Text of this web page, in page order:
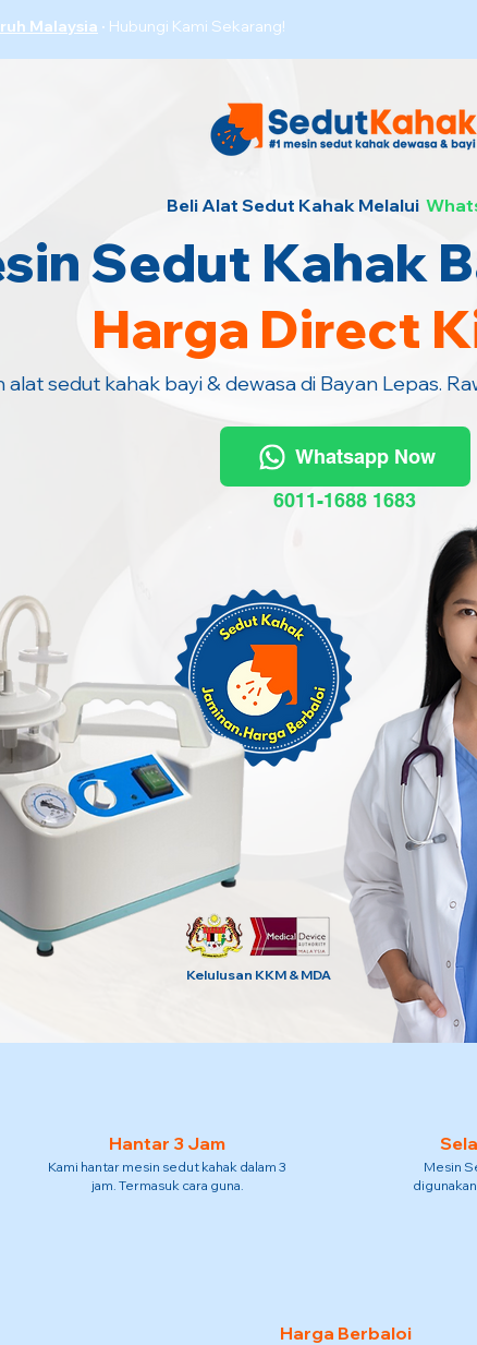
Malaysia · Hubungi Kami Sekarang!
Beli Alat Sedut Kahak Melalui
Sedut Kahak
Harga Direct
alat sedut kahak bayi & dewasa di Bayan Lepas.
Whatsapp Now
6011-1688 1683
Kelulusan KKM & MDA
Hantar 3 Jam
Kami hantar mesin sedut kahak dalam 3
jam. Termasuk cara guna.
Mesin
Harga Berbaloi